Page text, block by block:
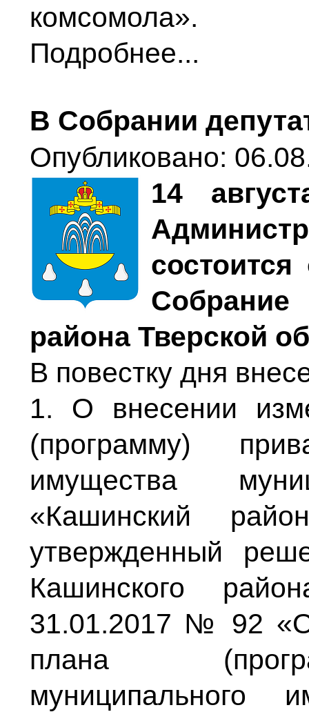
комсомола».
Подробнее...
В Собрании
Опубликовано:
14
района Тверской
В повестку дня
1. О внесении
(программу)
имущества
«Кашинский
утвержденный
Кашинского
31.01.2017 № 92
плана
муниципального